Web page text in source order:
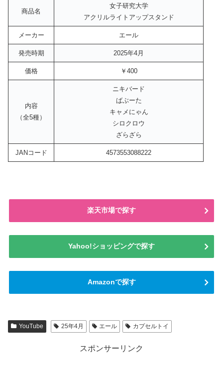
商品名
女子研究大学
アクリルライトアップスタンド
メーカー エール
発売時期 2025年4月
価格 ￥400
内容
（全5種）
ニキバード
ばぶーた
キャメにゃん
シロクロウ
ざらざら
JANコード 4573553088222
楽天市場で探す
Yahoo!ショッピングで探す
Amazonで探す
YouTube 25年4月 エール カプセルトイ
スポンサーリンク